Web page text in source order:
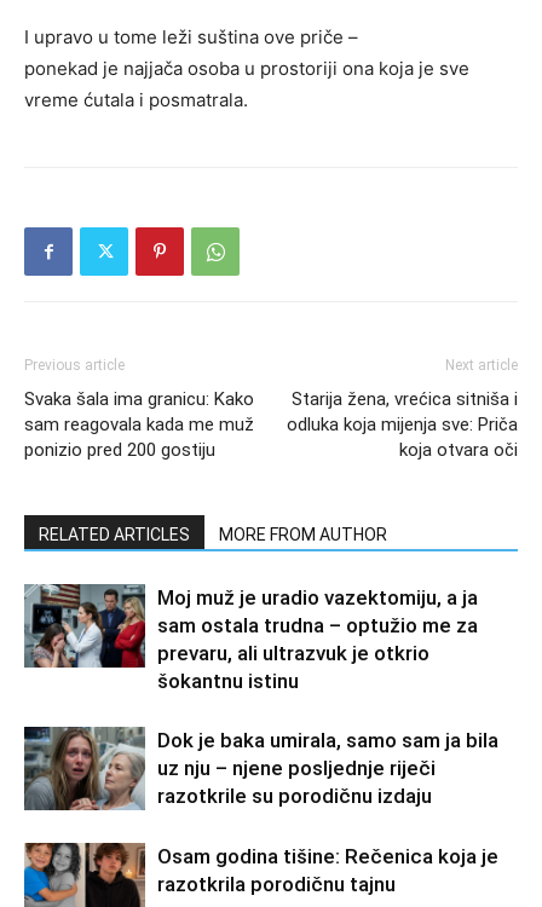
I upravo u tome leži suština ove priče –
ponekad je najjača osoba u prostoriji ona koja je sve
vreme ćutala i posmatrala.
Previous article
Svaka šala ima granicu: Kako
sam reagovala kada me muž
ponizio pred 200 gostiju
Next article
Starija žena, vrećica sitniša i
odluka koja mijenja sve: Priča
koja otvara oči
RELATED ARTICLES MORE FROM AUTHOR
Moj muž je uradio vazektomiju, a ja
sam ostala trudna – optužio me za
prevaru, ali ultrazvuk je otkrio
šokantnu istinu
Dok je baka umirala, samo sam ja bila
uz nju – njene posljednje riječi
razotkrile su porodičnu izdaju
Osam godina tišine: Rečenica koja je
razotkrila porodičnu tajnu